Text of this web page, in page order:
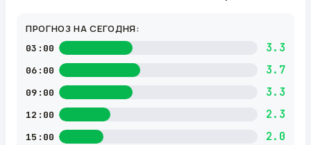
ПРОГНОЗ НА СЕГОДНЯ:
03:00 3.3
06:00 3.7
09:00 3.3
12:00 2.3
15:00 2.0